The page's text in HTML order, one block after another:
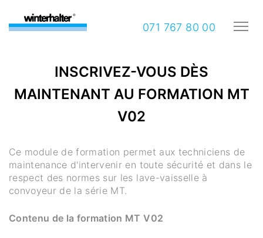
071 767 80 00
INSCRIVEZ-VOUS DÈS
MAINTENANT AU FORMATION MT
V02
Ce module de formation permet aux techniciens de
maintenance d'intervenir en toute sécurité et dans le
respect des normes sur les lave-vaisselle à
convoyeur de la série MT.
Contenu de la formation MT V02